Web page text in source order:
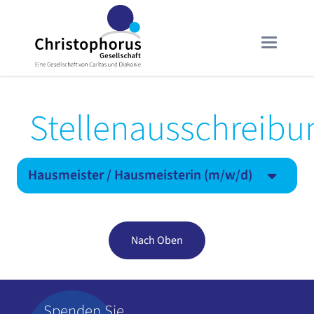
Hausmeister / Hausmeisterin (m/w/d)
Nach Oben